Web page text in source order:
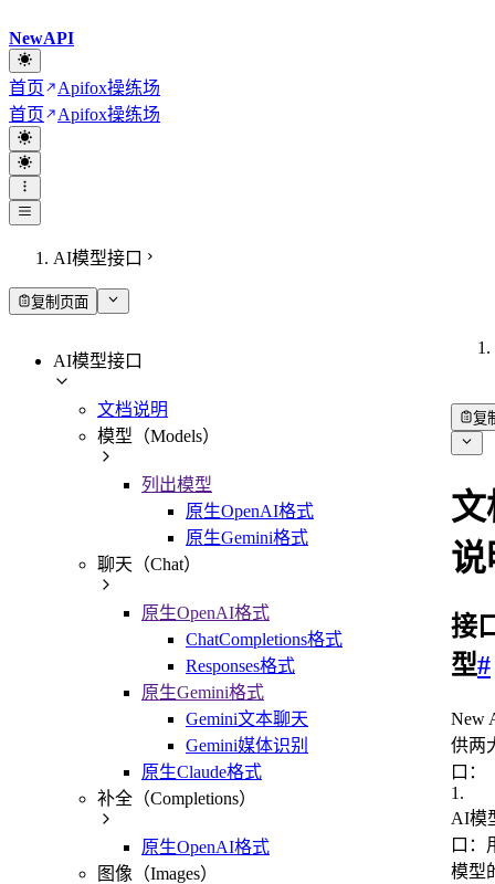
NewAPI
首页
Apifox操练场
首页
Apifox操练场
AI模型接口
复制页面
AI模型接口
文档说明
模型（Models）
列出模型
原生OpenAI格式
原生Gemini格式
聊天（Chat）
原生OpenAI格式
ChatCompletions格式
Responses格式
原生Gemini格式
Gemini文本聊天
Gemini媒体识别
原生Claude格式
补全（Completions）
原生OpenAI格式
图像（Images）
复
文
说
接
型#
New
供两
口：
1 .
AI模
口：
模型